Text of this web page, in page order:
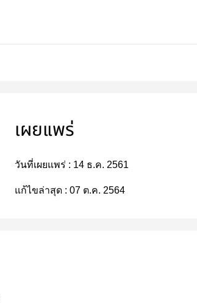
เผยแพร่
วันที่เผยแพร่ : 14 ธ.ค. 2561
แก้ไขล่าสุด : 07 ต.ค. 2564